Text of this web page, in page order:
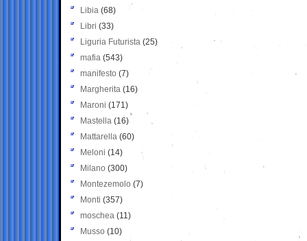
Libia (68)
Libri (33)
Liguria Futurista (25)
mafia (543)
manifesto (7)
Margherita (16)
Maroni (171)
Mastella (16)
Mattarella (60)
Meloni (14)
Milano (300)
Montezemolo (7)
Monti (357)
moschea (11)
Musso (10)